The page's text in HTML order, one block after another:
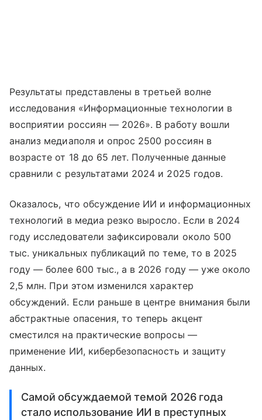
Результаты представлены в третьей волне
исследования «Информационные технологии в
восприятии россиян — 2026». В работу вошли
анализ медиаполя и опрос 2500 россиян в
возрасте от 18 до 65 лет. Полученные данные
сравнили с результатами 2024 и 2025 годов.
Оказалось, что обсуждение ИИ и информационных
технологий в медиа резко выросло. Если в 2024
году исследователи зафиксировали около 500
тыс. уникальных публикаций по теме, то в 2025
году — более 600 тыс., а в 2026 году — уже около
2,5 млн. При этом изменился характер
обсуждений. Если раньше в центре внимания были
абстрактные опасения, то теперь акцент
сместился на практические вопросы —
применение ИИ, кибербезопасность и защиту
данных.
Самой обсуждаемой темой 2026 года
стало использование ИИ в преступных